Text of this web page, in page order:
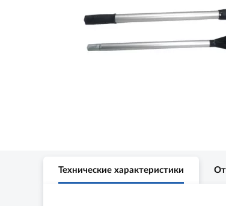
Технические характеристики